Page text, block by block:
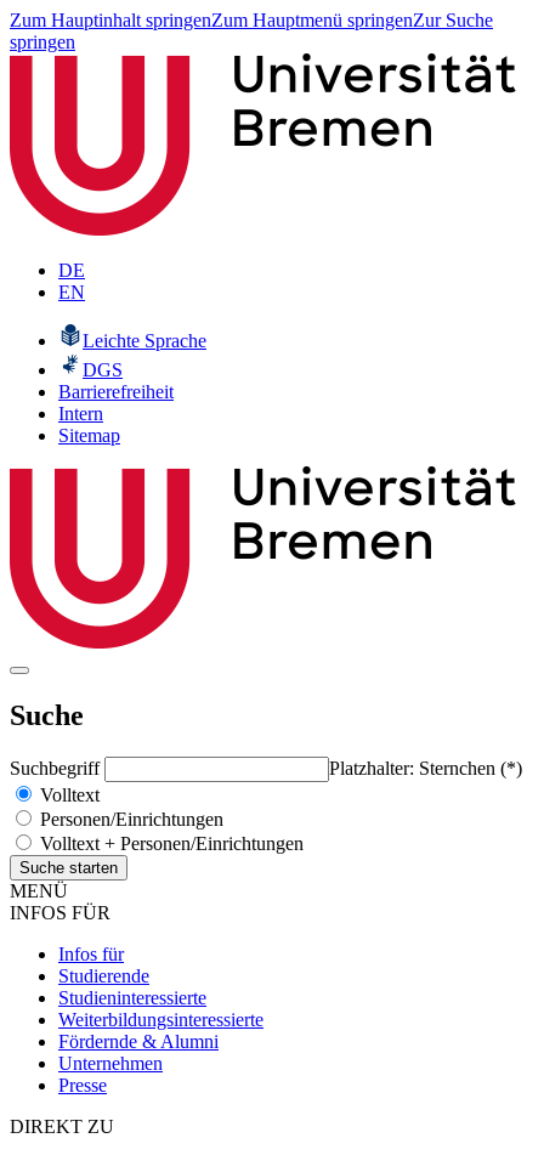
Zum Hauptinhalt springenZum Hauptmenü springenZur Suche
springen
DE
EN
Leichte Sprache
DGS
Barrierefreiheit
Intern
Sitemap
Suche
Suchbegriff
Platzhalter: Sternchen (*)
Volltext
Personen/Einrichtungen
Volltext + Personen/Einrichtungen
MENÜ
INFOS FÜR
Infos für
Studierende
Studieninteressierte
Weiterbildungsinteressierte
Fördernde & Alumni
Unternehmen
Presse
DIREKT ZU